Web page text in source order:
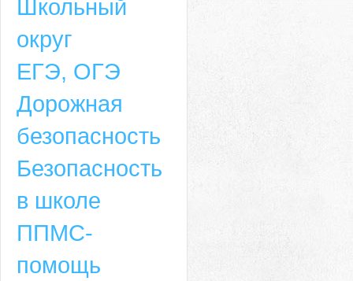
Школьный
округ
ЕГЭ, ОГЭ
Дорожная
безопасность
Безопасность
в школе
ППМС-
помощь